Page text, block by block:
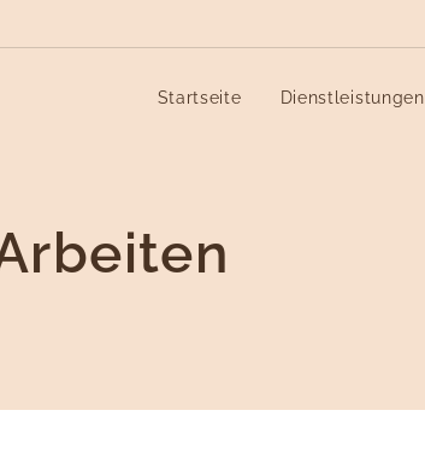
Startseite Dienstleistungen